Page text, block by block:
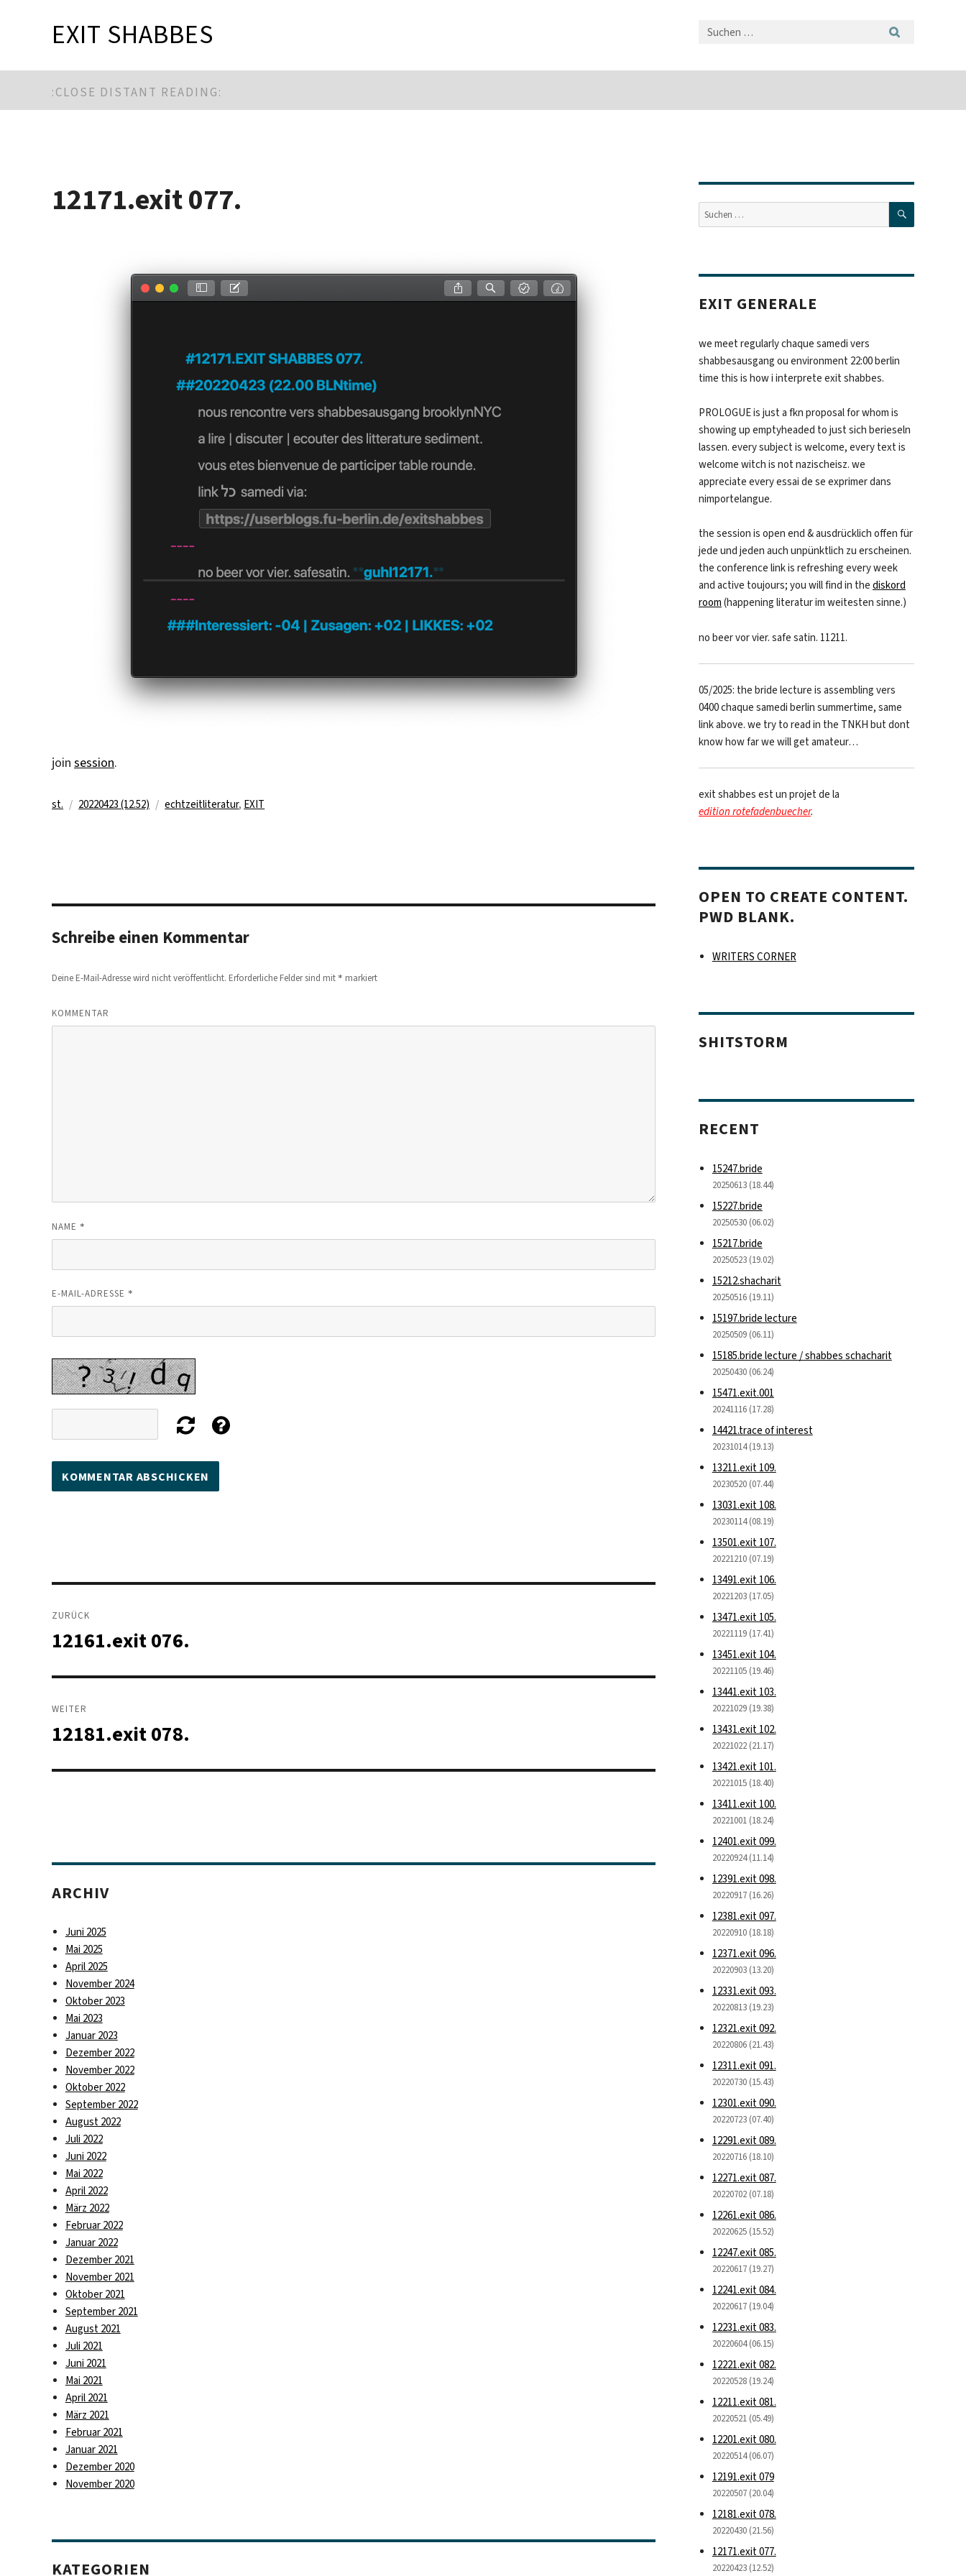
EXIT SHABBES
:CLOSE DISTANT READING:
12171.exit 077.
join session.
Autor
st.
Veröffentlicht
20220423 (12.52) Kategorien
echtzeitliteratur, EXIT
Schreibe einen Kommentar
Deine E-Mail-Adresse wird nicht veröffentlicht. Erforderliche Felder sind mit * markiert
KOMMENTAR
NAME *
E-MAIL-ADRESSE *
Beitragsnavigation
ZURÜCK
Vorheriger
12161.exit 076.
WEITER
Nächster
12181.exit 078.
ARCHIV
Juni 2025
Mai 2025
April 2025
November 2024
Oktober 2023
Mai 2023
Januar 2023
Dezember 2022
November 2022
Oktober 2022
September 2022
August 2022
Juli 2022
Juni 2022
Mai 2022
April 2022
März 2022
Februar 2022
Januar 2022
Dezember 2021
November 2021
Oktober 2021
September 2021
August 2021
Juli 2021
Juni 2021
Mai 2021
April 2021
März 2021
Februar 2021
Januar 2021
Dezember 2020
November 2020
KATEGORIEN
Suche
nach:
SUCHEN
EXIT GENERALE
we meet regularly chaque samedi vers
shabbesausgang ou environment 22:00 berlin
time this is how i interprete exit shabbes.
PROLOGUE is just a fkn proposal for whom is
showing up emptyheaded to just sich berieseln
lassen. every subject is welcome, every text is
welcome witch is not nazischeisz. we
appreciate every essai de se exprimer dans
nimportelangue.
the session is open end & ausdrücklich offen für
jede und jeden auch unpünktlich zu erscheinen.
the conference link is refreshing every week
and active toujours; you will find in the diskord
room (happening literatur im weitesten sinne.)
no beer vor vier. safe satin. 11211.
05/2025: the bride lecture is assembling vers
0400 chaque samedi berlin summertime, same
link above. we try to read in the TNKH but dont
know how far we will get amateur…
exit shabbes est un projet de la
edition rotefadenbuecher.
OPEN TO CREATE CONTENT.
PWD BLANK.
WRITERS CORNER
SHITSTORM
RECENT
15247.bride
20250613 (18.44)
15227.bride
20250530 (06.02)
15217.bride
20250523 (19.02)
15212.shacharit
20250516 (19.11)
15197.bride lecture
20250509 (06.11)
15185.bride lecture / shabbes schacharit
20250430 (06.24)
15471.exit.001
20241116 (17.28)
14421.trace of interest
20231014 (19.13)
13211.exit 109.
20230520 (07.44)
13031.exit 108.
20230114 (08.19)
13501.exit 107.
20221210 (07.19)
13491.exit 106.
20221203 (17.05)
13471.exit 105.
20221119 (17.41)
13451.exit 104.
20221105 (19.46)
13441.exit 103.
20221029 (19.38)
13431.exit 102.
20221022 (21.17)
13421.exit 101.
20221015 (18.40)
13411.exit 100.
20221001 (18.24)
12401.exit 099.
20220924 (11.14)
12391.exit 098.
20220917 (16.26)
12381.exit 097.
20220910 (18.18)
12371.exit 096.
20220903 (13.20)
12331.exit 093.
20220813 (19.23)
12321.exit 092.
20220806 (21.43)
12311.exit 091.
20220730 (15.43)
12301.exit 090.
20220723 (07.40)
12291.exit 089.
20220716 (18.10)
12271.exit 087.
20220702 (07.18)
12261.exit 086.
20220625 (15.52)
12247.exit 085.
20220617 (19.27)
12241.exit 084.
20220617 (19.04)
12231.exit 083.
20220604 (06.15)
12221.exit 082.
20220528 (19.24)
12211.exit 081.
20220521 (05.49)
12201.exit 080.
20220514 (06.07)
12191.exit 079
20220507 (20.04)
12181.exit 078.
20220430 (21.56)
12171.exit 077.
20220423 (12.52)